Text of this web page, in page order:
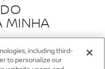
MINHA
e de até 02 horas,
em dias uteis e
including third-
to personalize our